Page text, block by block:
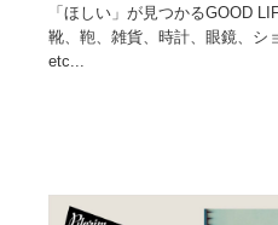
「ほしい」が見つかるGOOD
靴、鞄、雑貨、時計、眼鏡、シ
etc...